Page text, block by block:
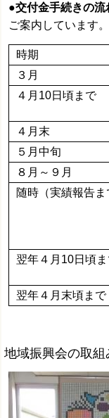
●交付金手続きの流
ご案内しています。
時期
３月
４月10日頃まで
４月末
５月中旬
８月～９月
随時（実績報告ま
翌年４月10日頃
翌年４月末頃まで
地域振興会の取組